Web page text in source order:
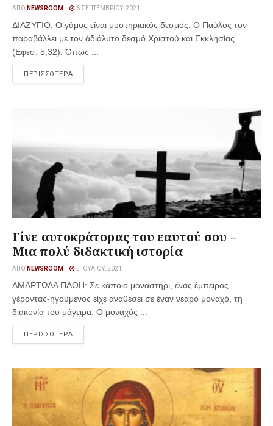
ΑΠΌ NEWSROOM 6 ΣΕΠΤΕΜΒΡΊΟΥ, 2021
ΔΙΑΖΥΓΙΟ: Ο γάμος είναι μυστηριακός δεσμός. Ο Παύλος τον
παραβάλλει με τον άδιάλυτο δεσμό Χριστού και Εκκλησίας
(Εφεσ. 5,32). Όπως ...
ΠΕΡΙΣΣΟΤΕΡΑ
Γίνε αυτοκράτορας του εαυτού σου –
Μια πολύ διδακτική ιστορία
ΑΠΌ NEWSROOM 5 ΙΟΥΛΊΟΥ, 2021
ΑΜΑΡΤΩΛΑ ΠΑΘΗ: Σε κάποιο μοναστήρι, ένας έμπειρος
γέροντας-ηγούμενος είχε αναθέσει σε έναν νεαρό μοναχό, τη
διακονία του μάγειρα. Ο μοναχός ...
ΠΕΡΙΣΣΟΤΕΡΑ